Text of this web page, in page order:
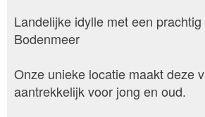
Landelijke idylle met een
Bodenmeer
Onze unieke locatie maakt deze
aantrekkelijk voor jong en oud.